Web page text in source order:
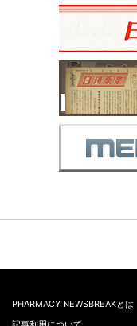
PHARMACY NEWSBREAKとは